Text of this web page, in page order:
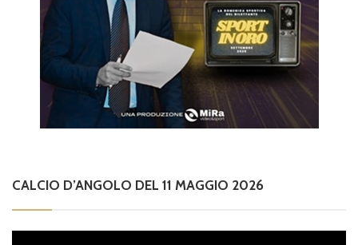
CALCIO D’ANGOLO DEL 11 MAGGIO 2026